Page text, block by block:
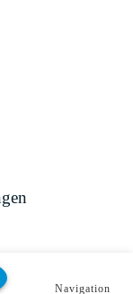
Navigation